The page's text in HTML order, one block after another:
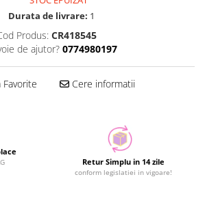
Durata de livrare: 1
Produs: CR418545
de ajutor? 0774980197
Cere informatii
Retur Simplu in 14 zile
conform legislatiei in vigoare!